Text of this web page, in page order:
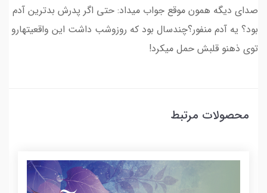
صدای دیگه همون موقع جواب میداد: حتی اگر پدرش بدترین آدم
بود؟ یه آدم منفور؟چندسال بود که روزوشب داشت این واقعیتهارو
توی ذهنو قلبش حمل میکرد!
محصولات مرتبط